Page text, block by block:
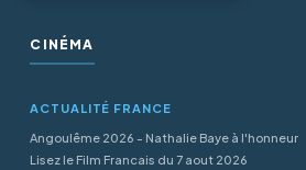
CINÉMA
ACTUALITÉ FRANCE
Angoulême 2026 - Nathalie Baye à l'honneur
Lisez le Film Francais du 7 aout 2026